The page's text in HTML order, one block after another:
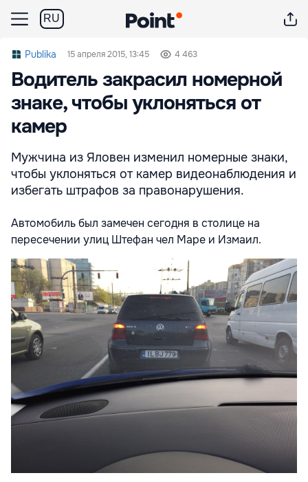
RU
Publika 15 апреля 2015, 13:45 4 463
Водитель закрасил номерной
знаке, чтобы уклоняться от
камер
Мужчина из Яловен изменил номерные знаки,
чтобы уклоняться от камер видеонаблюдения и
избегать штрафов за правонарушения.
Автомобиль был замечен сегодня в столице на
пересечении улиц Штефан чел Маре и Измаил.